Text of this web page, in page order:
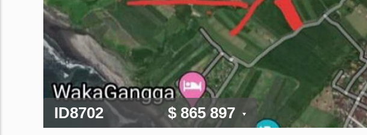
ID8702 $ 865 897